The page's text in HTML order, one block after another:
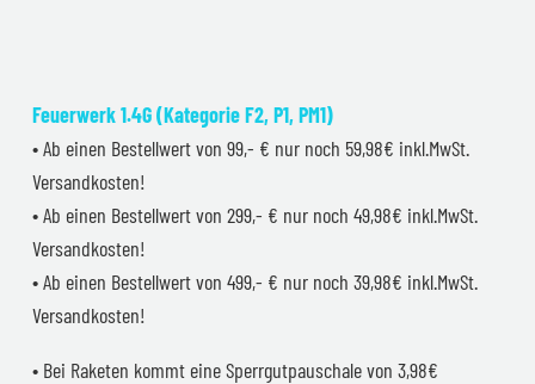
Feuerwerk 1.4G (Kategorie F2, P1, PM1)
• Ab einen Bestellwert von 99,- € nur noch 59,98€ inkl.MwSt.
Versandkosten!
• Ab einen Bestellwert von 299,- € nur noch 49,98€ inkl.MwSt.
Versandkosten!
• Ab einen Bestellwert von 499,- € nur noch 39,98€ inkl.MwSt.
Versandkosten!
• Bei Raketen kommt eine Sperrgutpauschale von 3,98€